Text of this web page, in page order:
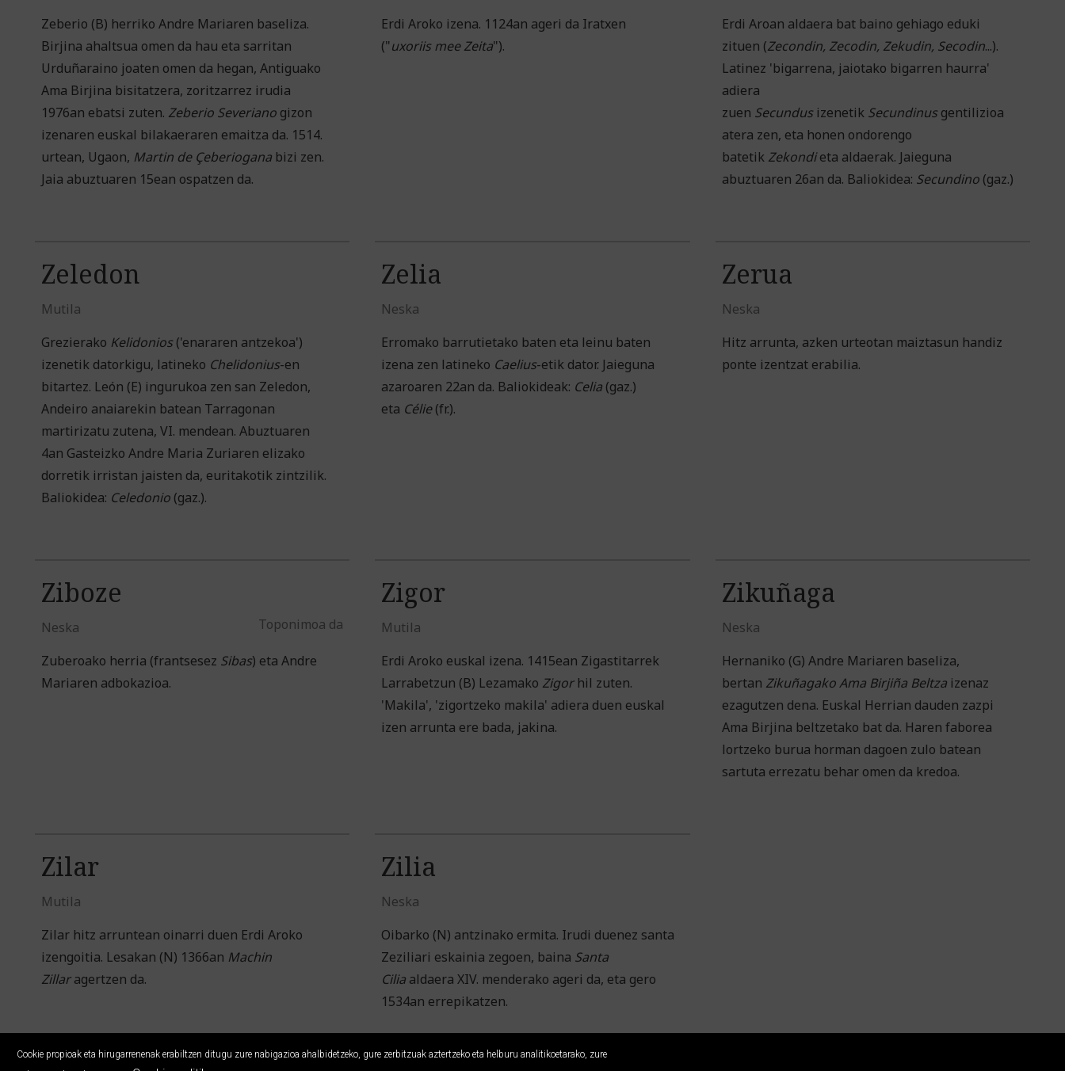
Zeberio (B) herriko Andre Mariaren baseliza.
Birjina ahaltsua omen da hau eta sarritan
Urduñaraino joaten omen da hegan, Antiguako
Ama Birjina bisitatzera, zoritzarrez irudia
1976an ebatsi zuten. Zeberio Severianogizon
izenaren euskal bilakaeraren emaitza da. 1514.
urtean, Ugaon, Martin de Çeberioganabizi zen.
Jaia abuztuaren 15ean ospatzen da.
Erdi Aroko izena. 1124an ageri da Iratxen
("uxoriis mee Zeita").
Erdi Aroan aldaera bat baino gehiago eduki
zituen (Zecondin, Zecodin, Zekudin, Secodin...).
Latinez 'bigarrena, jaiotako bigarren haurra'
adiera
zuen Secundusizenetik Secundinusgentilizioa
atera zen, eta honen ondorengo
batetik Zekondieta aldaerak. Jaieguna
abuztuaren 26an da. Baliokidea: Secundino(gaz.)
Zeledon
Mutila
Grezierako Kelidonios('enararen antzekoa')
izenetik datorkigu, latineko Chelidonius-en
bitartez. León (E) ingurukoa zen san Zeledon,
Andeiro anaiarekin batean Tarragonan
martirizatu zutena, VI. mendean. Abuztuaren
4an Gasteizko Andre Maria Zuriaren elizako
dorretik irristan jaisten da, euritakotik zintzilik.
Baliokidea: Celedonio(gaz.).
Zelia
Neska
Erromako barrutietako baten eta leinu baten
izena zen latineko Caelius-etik dator. Jaieguna
azaroaren 22an da. Baliokideak: Celia (gaz.)
eta Célie(fr.).
Zerua
Neska
Hitz arrunta, azken urteotan maiztasun handiz
ponte izentzat erabilia.
Ziboze
Neska Toponimoa da
Zuberoako herria (frantsesez Sibas) eta Andre
Mariaren adbokazioa.
Zigor
Mutila
Erdi Aroko euskal izena. 1415ean Zigastitarrek
Larrabetzun (B) Lezamako Zigorhil zuten.
'Makila', 'zigortzeko makila' adiera duen euskal
izen arrunta ere bada, jakina.
Zikuñaga
Neska
Hernaniko (G) Andre Mariaren baseliza,
bertan Zikuñagako Ama Birjiña Beltzaizenaz
ezagutzen dena. Euskal Herrian dauden zazpi
Ama Birjina beltzetako bat da. Haren faborea
lortzeko burua horman dagoen zulo batean
sartuta errezatu behar omen da kredoa.
Zilar
Mutila
Zilar hitz arruntean oinarri duen Erdi Aroko
izengoitia. Lesakan (N) 1366an Machin
Zillaragertzen da.
Zilia
Neska
Oibarko (N) antzinako ermita. Irudi duenez santa
Zeziliari eskainia zegoen, baina Santa
Cilia aldaera XIV. menderako ageri da, eta gero
1534an errepikatzen.
Cookie propioak eta hirugarrenenak erabiltzen ditugu zure nabigazioa ahalbidetzeko, gure zerbitzuak aztertzeko eta helburu analitikoetarako, zure